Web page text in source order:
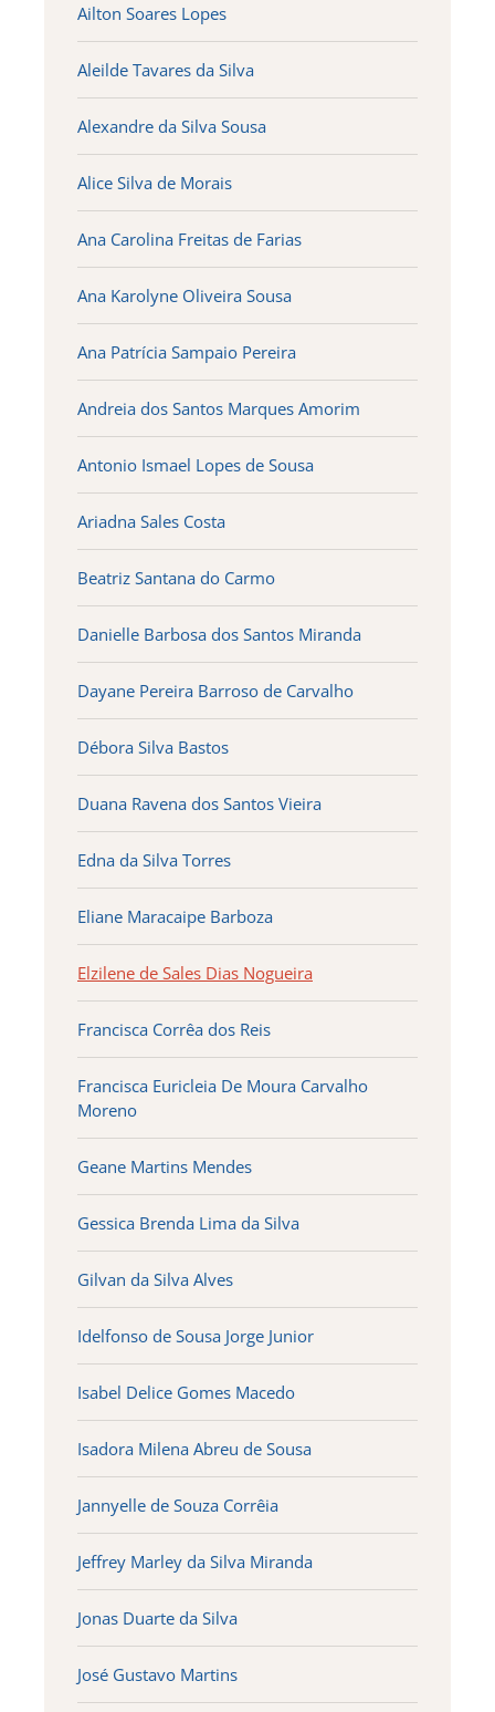
Ailton Soares Lopes
Aleilde Tavares da Silva
Alexandre da Silva Sousa
Alice Silva de Morais
Ana Carolina Freitas de Farias
Ana Karolyne Oliveira Sousa
Ana Patrícia Sampaio Pereira
Andreia dos Santos Marques Amorim
Antonio Ismael Lopes de Sousa
Ariadna Sales Costa
Beatriz Santana do Carmo
Danielle Barbosa dos Santos Miranda
Dayane Pereira Barroso de Carvalho
Débora Silva Bastos
Duana Ravena dos Santos Vieira
Edna da Silva Torres
Eliane Maracaipe Barboza
Elzilene de Sales Dias Nogueira
Francisca Corrêa dos Reis
Francisca Euricleia De Moura Carvalho
Moreno
Geane Martins Mendes
Gessica Brenda Lima da Silva
Gilvan da Silva Alves
Idelfonso de Sousa Jorge Junior
Isabel Delice Gomes Macedo
Isadora Milena Abreu de Sousa
Jannyelle de Souza Corrêia
Jeffrey Marley da Silva Miranda
Jonas Duarte da Silva
José Gustavo Martins